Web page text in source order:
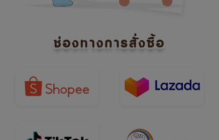
ช่องทางการสั่งซื้อ